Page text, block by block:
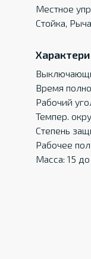
Местное
Стойка,
Время
Рабочий
Темпер.
Степень
Рабочее
Масса: 15